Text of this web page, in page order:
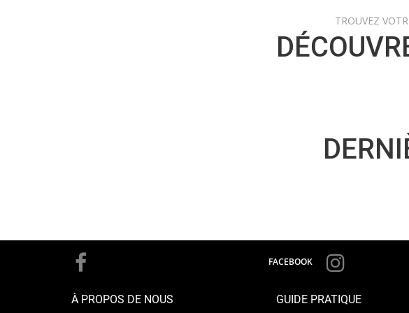
TROUVEZ
FACEBOOK
À PROPOS DE NOUS GUIDE PRATIQUE